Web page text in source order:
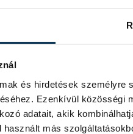
és hirdetések
Ezenkívül közösségi
adatait, akik
más